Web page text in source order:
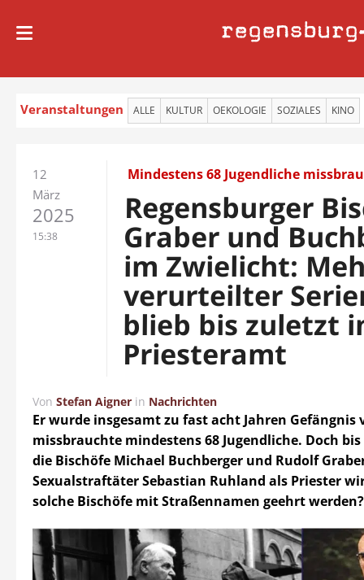
regensburg
Veranstaltungen ALLE KULTUR OEKOLOGIE SOZIALES KINO
12
März
2025
15:38
Mindestens 68 Jugendliche
Regensburger
Graber und
im Zwielicht:
verurteilter
blieb bis zuletzt
Priesteramt
Von Stefan Aigner in Nachrichten
Er wurde insgesamt zu fast acht Jahren
missbrauchte mindestens 68 Jugendliche. Doch
die Bischöfe Michael Buchberger und Rudolf
Sexualstraftäter Sebastian Ruhland als Priester
solche Bischöfe mit Straßennamen geehrt werden?